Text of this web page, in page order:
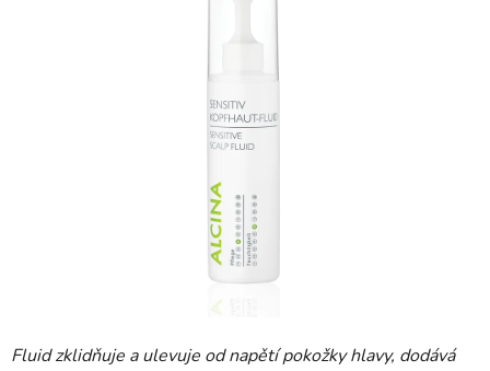
Fluid zklidňuje a ulevuje od napětí pokožky hlavy, dodává